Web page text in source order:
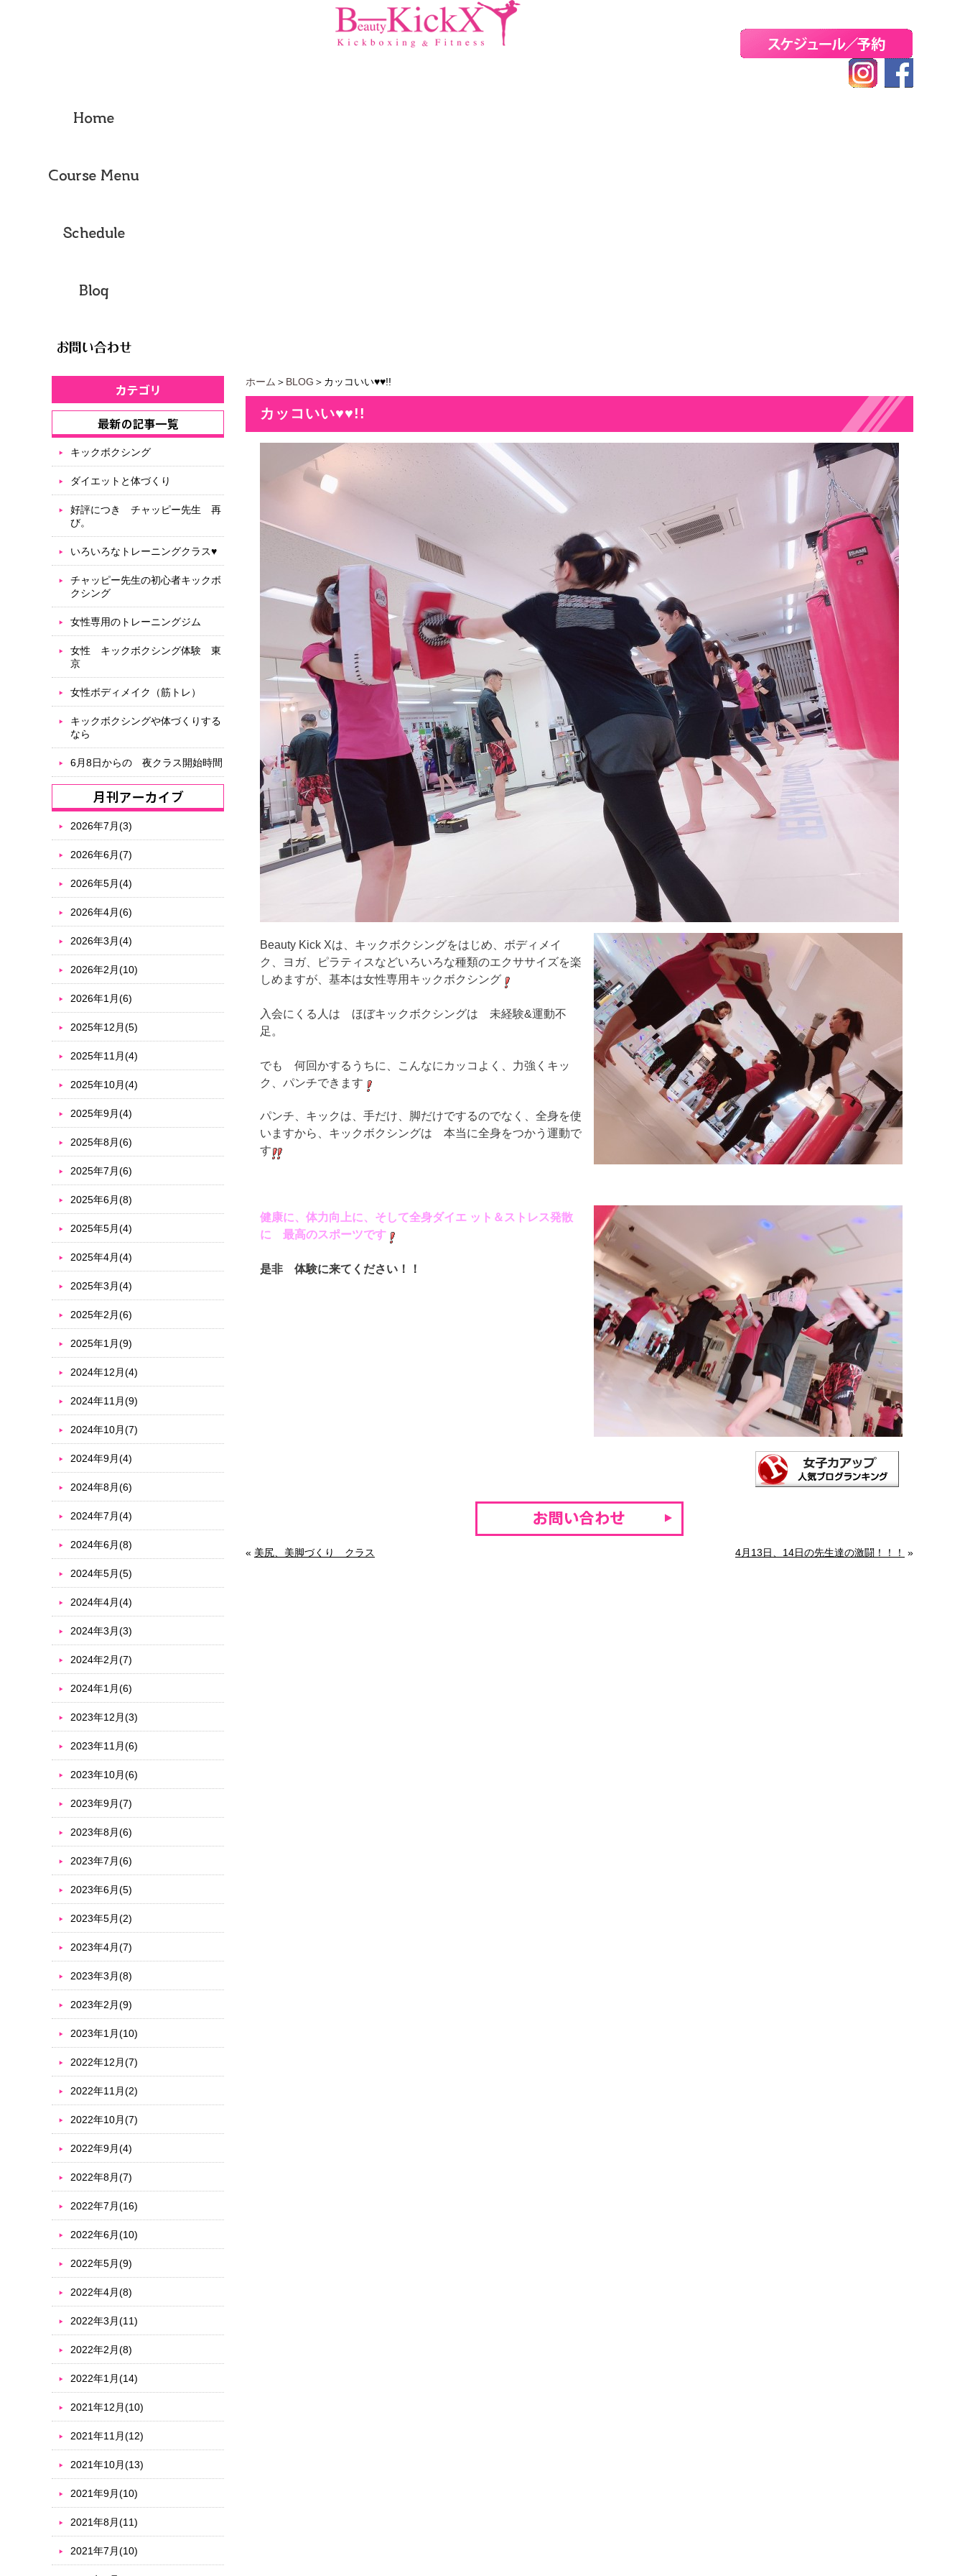
ホーム ＞ BLOG ＞カッコいい♥♥!!
カッコいい♥♥!!
Beauty Kick Xは、キックボクシングをはじめ、ボディメイ
ク、ヨガ、ピラティスなどいろいろな種類のエクササイズを楽
しめますが、基本は女性専用キックボクシング
入会にくる人は ほぼキックボクシングは 未経験&運動不
足。
でも 何回かするうちに、こんなにカッコよく、力強くキッ
ク、パンチできます
パンチ、キックは、手だけ、脚だけでするのでなく、全身を使
いますから、キックボクシングは 本当に全身をつかう運動で
す
健康に、体力向上に、そして全身ダイエ ット＆ストレス発散
に 最高のスポーツです
是非 体験に来てください！！
« 美尻、美脚づくり クラス 4月13日、14日の先生達の激闘！！！ »
キックボクシング
ダイエットと体づくり
好評につき チャッピー先生 再
び。
いろいろなトレーニングクラス♥
チャッピー先生の初心者キックボ
クシング
女性専用のトレーニングジム
女性 キックボクシング体験 東
京
女性ボディメイク（筋トレ）
キックボクシングや体づくりする
なら
6月8日からの 夜クラス開始時間
2026年7月(3)
2026年6月(7)
2026年5月(4)
2026年4月(6)
2026年3月(4)
2026年2月(10)
2026年1月(6)
2025年12月(5)
2025年11月(4)
2025年10月(4)
2025年9月(4)
2025年8月(6)
2025年7月(6)
2025年6月(8)
2025年5月(4)
2025年4月(4)
2025年3月(4)
2025年2月(6)
2025年1月(9)
2024年12月(4)
2024年11月(9)
2024年10月(7)
2024年9月(4)
2024年8月(6)
2024年7月(4)
2024年6月(8)
2024年5月(5)
2024年4月(4)
2024年3月(3)
2024年2月(7)
2024年1月(6)
2023年12月(3)
2023年11月(6)
2023年10月(6)
2023年9月(7)
2023年8月(6)
2023年7月(6)
2023年6月(5)
2023年5月(2)
2023年4月(7)
2023年3月(8)
2023年2月(9)
2023年1月(10)
2022年12月(7)
2022年11月(2)
2022年10月(7)
2022年9月(4)
2022年8月(7)
2022年7月(16)
2022年6月(10)
2022年5月(9)
2022年4月(8)
2022年3月(11)
2022年2月(8)
2022年1月(14)
2021年12月(10)
2021年11月(12)
2021年10月(13)
2021年9月(10)
2021年8月(11)
2021年7月(10)